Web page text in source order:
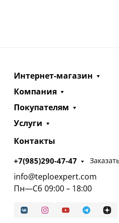
Интернет-магазин
Компания
Покупателям
Услуги
Контакты
+7(985)290-47-47
info@teploexpert.com
Пн—Сб 09:00 – 18:00